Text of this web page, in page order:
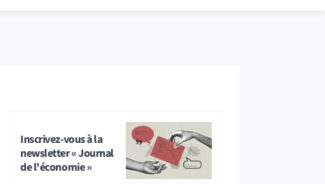
Inscrivez-vous à la
newsletter « Journal
de l'économie »